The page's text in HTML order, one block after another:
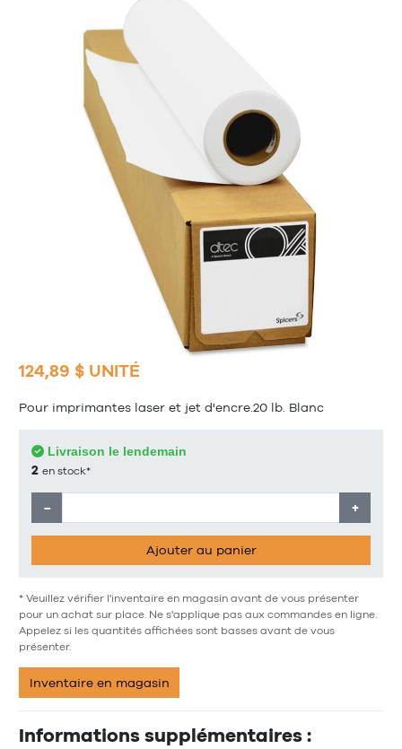
124,89 $ UNITÉ
Pour imprimantes laser et jet d'encre.20 lb. Blanc
Livraison le lendemain
2 en stock*
− +
Ajouter au panier
* Veuillez vérifier l'inventaire en magasin avant de vous présenter
pour un achat sur place. Ne s'applique pas aux commandes en ligne.
Appelez si les quantités affichées sont basses avant de vous
présenter.
Inventaire en magasin
Informations supplémentaires :